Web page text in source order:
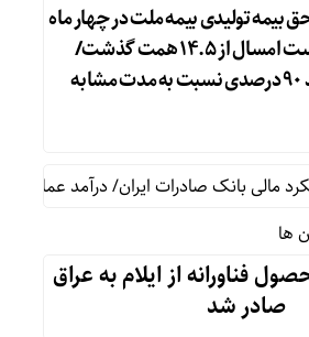
بیمه تولیدی بیمه ملت در چهار ماه
نخست امسال از ۱۴.۵ همت گذشت/
رشد ۹۰ درصدی نسبت به مدت مشابه
صادرات ایران/ درآمد عملیاتی ۸۰ درصد رشد کرد
ها
محصول فناورانه از ایلام به عراق
صادر شد